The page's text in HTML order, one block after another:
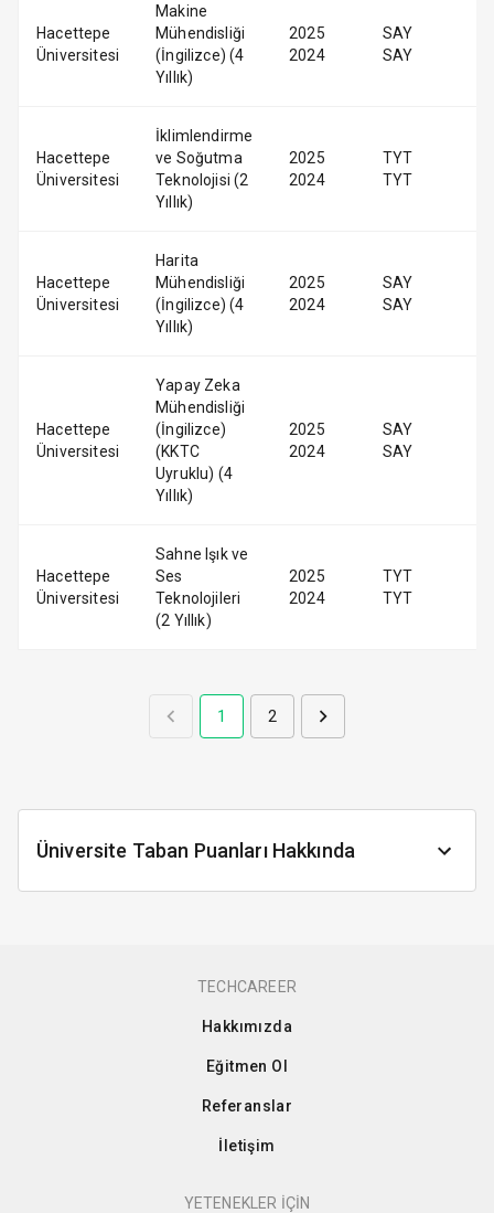
Hacettepe
Üniversitesi
Makine
Mühendisliği
(İngilizce) (4
Yıllık)
2025
2024
SAY
SAY
Hacettepe
Üniversitesi
İklimlendirme
ve Soğutma
Teknolojisi (2
Yıllık)
2025
2024
TYT
TYT
Hacettepe
Üniversitesi
Harita
Mühendisliği
(İngilizce) (4
Yıllık)
2025
2024
SAY
SAY
Hacettepe
Üniversitesi
Yapay Zeka
Mühendisliği
(İngilizce)
(KKTC
Uyruklu) (4
Yıllık)
2025
2024
SAY
SAY
Hacettepe
Üniversitesi
Sahne Işık ve
Ses
Teknolojileri
(2 Yıllık)
2025
2024
TYT
TYT
1 2
Üniversite Taban Puanları Hakkında
TECHCAREER
Hakkımızda
Eğitmen Ol
Referanslar
İletişim
YETENEKLER İÇİN